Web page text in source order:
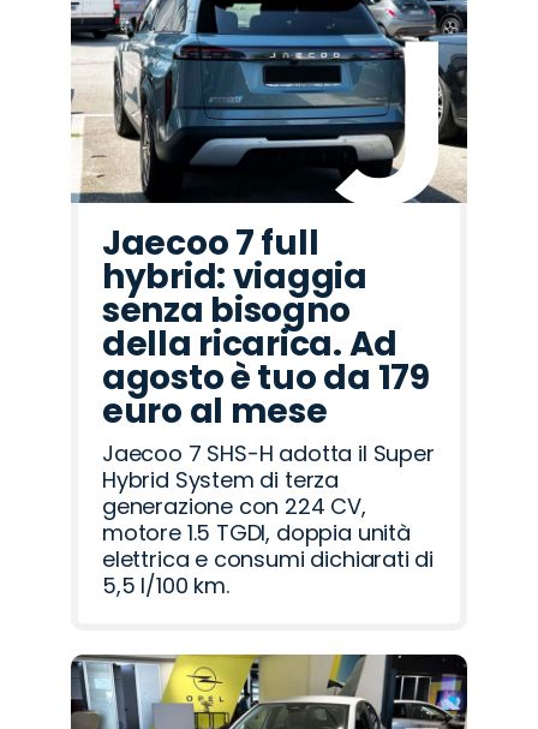
Jaecoo 7 full
hybrid: viaggia
senza bisogno
della ricarica. Ad
agosto è tuo da 179
euro al mese
Jaecoo 7 SHS-H adotta il Super
Hybrid System di terza
generazione con 224 CV,
motore 1.5 TGDI, doppia unità
elettrica e consumi dichiarati di
5,5 l/100 km.